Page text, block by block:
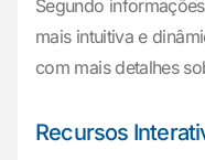
Segundo
mais intuitiva e
com mais detalhes
Recursos